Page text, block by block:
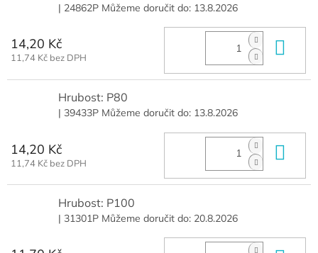
| 24862P Můžeme doručit do: 13.8.2026
14,20 Kč
11,74 Kč bez DPH
Hrubost: P80
| 39433P Můžeme doručit do: 13.8.2026
14,20 Kč
11,74 Kč bez DPH
Hrubost: P100
| 31301P Můžeme doručit do: 20.8.2026